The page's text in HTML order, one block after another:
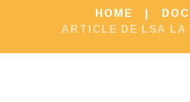
HOME
ARTICLE DE LSA LA